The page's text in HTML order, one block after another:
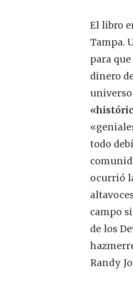
El libro
Tampa.
para
dinero
todo
ocurrió
campo
de los
Randy